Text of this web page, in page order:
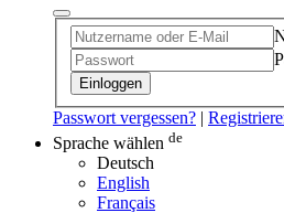
Einloggen
Passwort vergessen? |
Sprache wählen de
Deutsch
English
Français